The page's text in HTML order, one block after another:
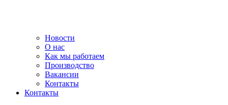
Новости
О нас
Как мы работаем
Производство
Вакансии
Контакты
Контакты